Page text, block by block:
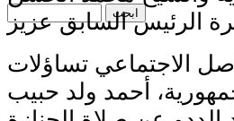
الرئيس السابق عزيز
الاجتماعي تساؤلات
أحمد ولد حبيب